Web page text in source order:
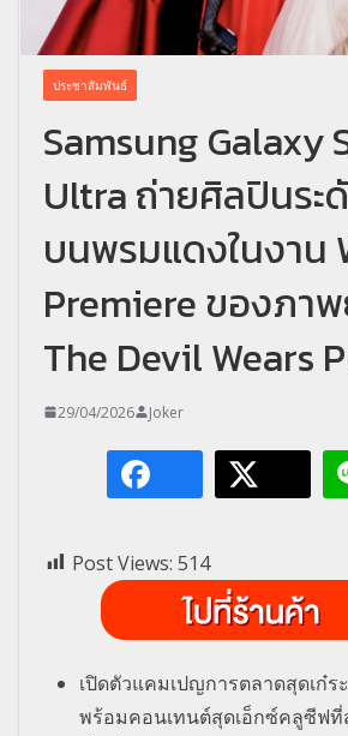
ประชาสัมพันธ์
Samsung Galaxy
Ultra ถ่ายศิลปินระ
บนพรมแดงในงาน
Premiere ของภา
The Devil Wears
29/04/2026 Joker
Post Views: 514
เปิดตัวแคมเปญการตลาดสุดเก๋ร
พร้อมคอนเทนต์สุดเอ็กซ์คลูซีฟที่